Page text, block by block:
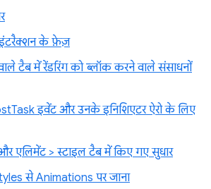
इंटरैक्शन के फ़ेज़
टैब में रेंडरिंग को ब्लॉक करने वाले संसाधनों
इवेंट और उनके इनिशिएटर ऐरो के लिए
एलिमेंट > स्टाइल टैब में किए गए सुधार
से Animations पर जाना